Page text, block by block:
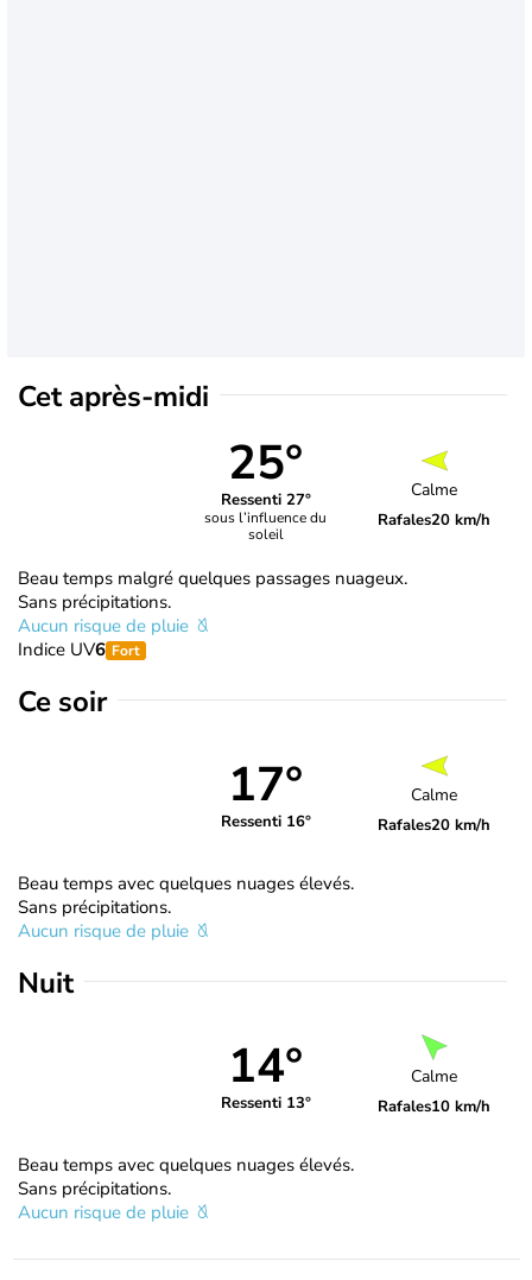
Cet après-midi
25°
Ressenti 27°
sous l’influence du
soleil
Calme
Rafales20 km/h
Beau temps malgré quelques passages nuageux.
Sans précipitations.
Aucun risque de pluie
Indice UV6 Fort
Ce soir
17°
Ressenti 16°
Calme
Rafales20 km/h
Beau temps avec quelques nuages élevés.
Sans précipitations.
Aucun risque de pluie
Nuit
14°
Ressenti 13°
Calme
Rafales10 km/h
Beau temps avec quelques nuages élevés.
Sans précipitations.
Aucun risque de pluie